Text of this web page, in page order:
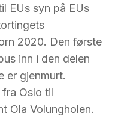
EUs syn på EUs
2020. Den første
inn i den delen
er gjenmurt.
Oslo til
Ola Volungholen.